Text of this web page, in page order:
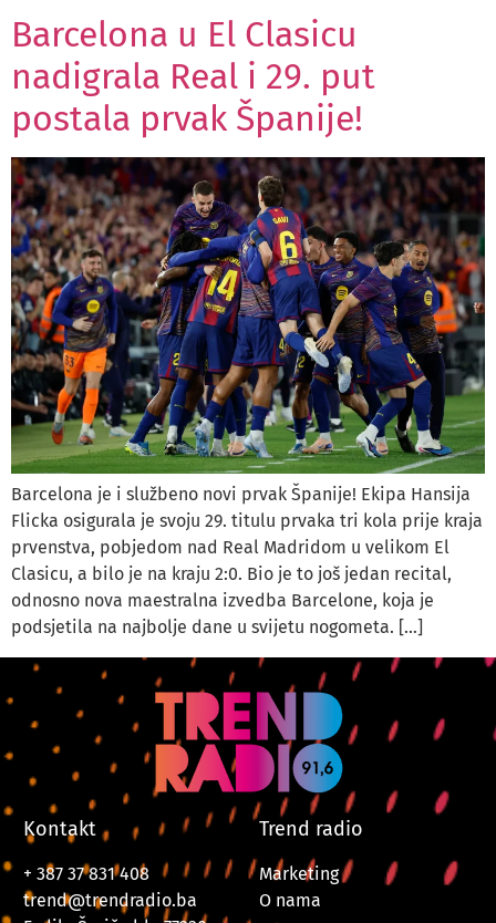
Barcelona u El Clasicu
nadigrala Real i 29. put
postala prvak Španije!
Barcelona je i službeno novi prvak Španije! Ekipa Hansija
Flicka osigurala je svoju 29. titulu prvaka tri kola prije kraja
prvenstva, pobjedom nad Real Madridom u velikom El
Clasicu, a bilo je na kraju 2:0. Bio je to još jedan recital,
odnosno nova maestralna izvedba Barcelone, koja je
podsjetila na najbolje dane u svijetu nogometa. […]
Kontakt
+ 387 37 831 408
trend@trendradio.ba
Trend radio
Marketing
O nama